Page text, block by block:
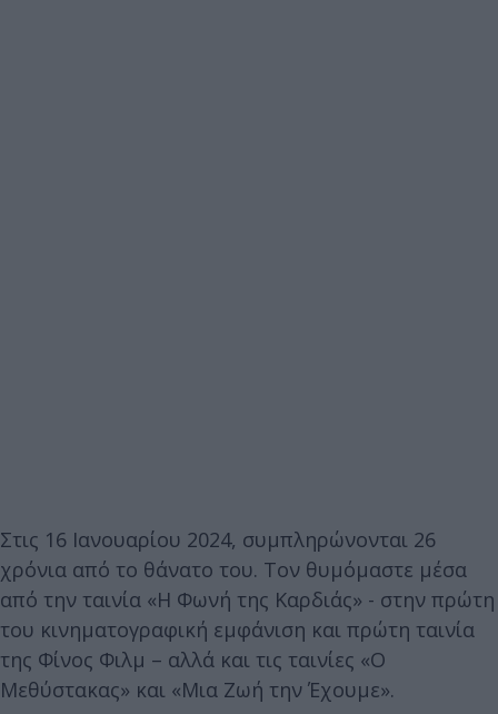
Στις 16 Ιανουαρίου 2024, συμπληρώνονται 26
χρόνια από το θάνατο του. Τον θυμόμαστε μέσα
από την ταινία «Η Φωνή της Καρδιάς» - στην πρώτη
του κινηματογραφική εμφάνιση και πρώτη ταινία
της Φίνος Φιλμ – αλλά και τις ταινίες «Ο
Μεθύστακας» και «Μια Ζωή την Έχουμε».